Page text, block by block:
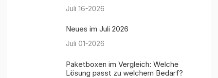
Juli 16-2026
Neues im Juli 2026
Juli 01-2026
Paketboxen im Vergleich: Welche
Lösung passt zu welchem Bedarf?